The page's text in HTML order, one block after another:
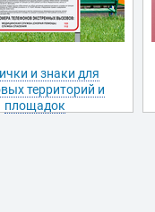
и знаки для
территорий и
площадок